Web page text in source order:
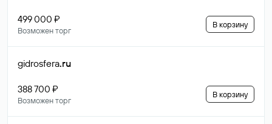
499 000 ₽
Возможен торг
В корзину
gidrosfera.ru
388 700 ₽
Возможен торг
В корзину